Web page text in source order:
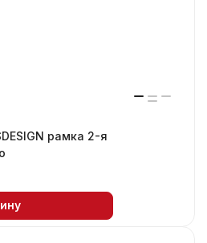
рамка 2-я